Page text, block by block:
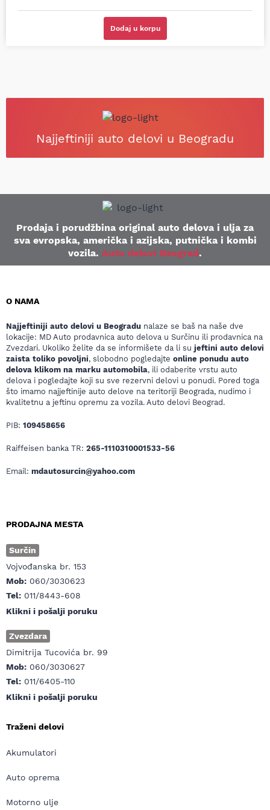
Dodaj u korpu
Najjeftiniji auto delovi u Beogradu
Prodaja i porudžbina original auto delova i ulja za
sva evropska, američka i azijska, putnička i kombi
vozila. Auto delovi Beograd.
O NAMA
Najjeftiniji auto delovi u Beogradu nalaze se baš na naše dve
lokacije: MD Auto prodavnica auto delova u Surčinu ili prodavnica na
Zvezdari. Ukoliko želite da se informišete da li su jeftini auto delovi
zaista toliko povoljni, slobodno pogledajte online ponudu auto
delova klikom na marku automobila, ili odaberite vrstu auto
delova i pogledajte koji su sve rezervni delovi u ponudi. Pored toga
što imamo najjeftinije auto delove na teritoriji Beograda, nudimo i
kvalitetnu a jeftinu opremu za vozila. Auto delovi Beograd.
PIB: 109458656
Raiffeisen banka TR: 265-1110310001533-56
Email: mdautosurcin@yahoo.com
PRODAJNA MESTA
Surčin
Vojvođanska br. 153
Mob: 060/3030623
Tel: 011/8443-608
Klikni i pošalji poruku
Zvezdara
Dimitrija Tucovića br. 99
Mob: 060/3030627
Tel: 011/6405-110
Klikni i pošalji poruku
Traženi delovi
Akumulatori
Auto oprema
Motorno ulje